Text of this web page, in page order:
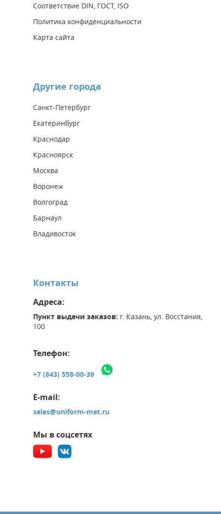
Соответствие DIN, ГОСТ, ISO
Политика конфиденциальности
Карта сайта
Другие города
Санкт-Петербург
Екатеринбург
Краснодар
Красноярск
Москва
Воронеж
Волгоград
Барнаул
Владивосток
Контакты
Адреса:
Пункт выдачи заказов: г. Казань, ул. Восстания,
100
Телефон:
+7 (843) 558-00-39
E-mail:
sales@uniform-met.ru
Мы в соцсетях